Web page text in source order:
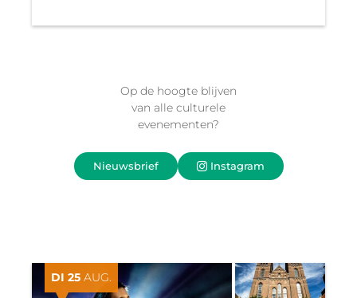
Op de hoogte blijven
van alle culturele
evenementen?
Nieuwsbrief Instagram
DI 25 AUG.